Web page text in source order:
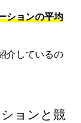
ションの平均
介しているの
ョンと競